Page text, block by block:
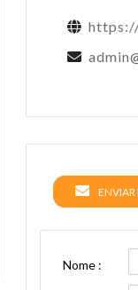
ENVIAR
Nome :